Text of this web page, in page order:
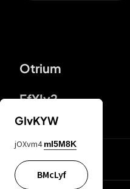
Otrium
FfYIy2
Lj7sBL
GIvKYW
jOXvm4 mI5M8K
BMcLyf